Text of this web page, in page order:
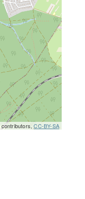
contributors,CC-BY-SA